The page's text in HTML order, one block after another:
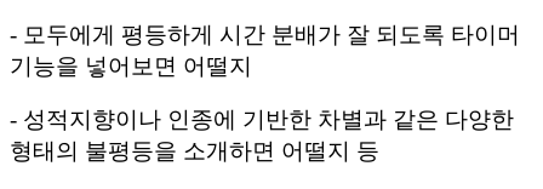
- 모두에게 평등하게 시간 분배가 잘 되도록 타이머
기능을 넣어보면 어떨지
- 성적지향이나 인종에 기반한 차별과 같은 다양한
형태의 불평등을 소개하면 어떨지 등